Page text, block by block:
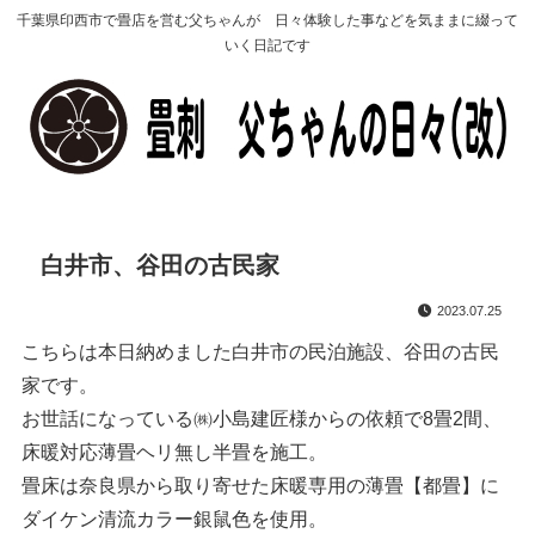
千葉県印西市で畳店を営む父ちゃんが 日々体験した事などを気ままに綴って
いく日記です
白井市、谷田の古民家
2023.07.25
こちらは本日納めました白井市の民泊施設、谷田の古民
家です。
お世話になっている㈱小島建匠様からの依頼で8畳2間、
床暖対応薄畳ヘリ無し半畳を施工。
畳床は奈良県から取り寄せた床暖専用の薄畳【都畳】に
ダイケン清流カラー銀鼠色を使用。